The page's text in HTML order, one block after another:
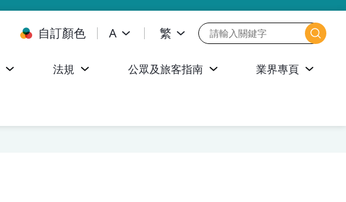
自訂顏色 A 繁
法規 公眾及旅客指南 業界專頁